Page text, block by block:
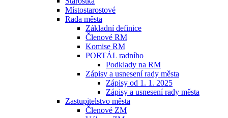
Místostarostové
Rada města
Základní definice
Členové RM
Komise RM
PORTÁL radního
Podklady na RM
Zápisy a usnesení rady města
Zápisy od 1. 1. 2025
Zápisy a usnesení rady města
Zastupitelstvo města
Členové ZM